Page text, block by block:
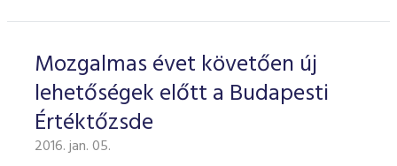
Mozgalmas évet követően új
lehetőségek előtt a Budapesti
Értéktőzsde
2016. jan. 05.